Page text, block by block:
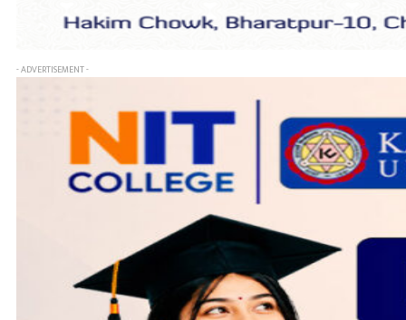
- ADVERTISEMENT -